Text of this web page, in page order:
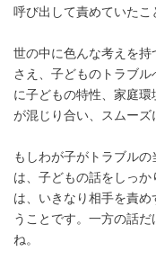
呼び出して責めていたこ
世の中に色んな考えを
さえ、子どものトラブ
に子どもの特性、家庭
が混じり合い、スムーズ
もしわが子がトラブル
は、子どもの話をしっ
は、いきなり相手を責
うことです。一方の話
ね。